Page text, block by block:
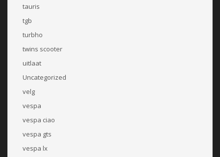
tauris
tgb
turbho
twins scooter
uitlaat
Uncategorized
velg
vespa
vespa ciao
vespa gts
vespa lx